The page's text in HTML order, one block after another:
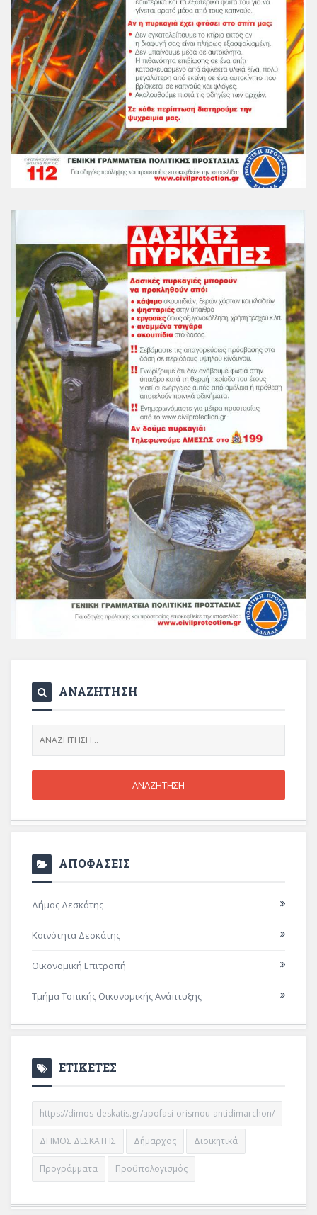
ΑΝΑΖΗΤΗΣΗ
ΑΠΟΦΑΣΕΙΣ
Δήμος Δεσκάτης
Κοινότητα Δεσκάτης
Οικονομική Επιτροπή
Τμήμα Τοπικής Οικονομικής Ανάπτυξης
ΕΤΙΚΕΤΕΣ
https://dimos-deskatis.gr/apofasi-orismou-antidimarchon/
ΔΗΜΟΣ ΔΕΣΚΑΤΗΣ Δήμαρχος Διοικητικά
Προγράμματα Προϋπολογισμός